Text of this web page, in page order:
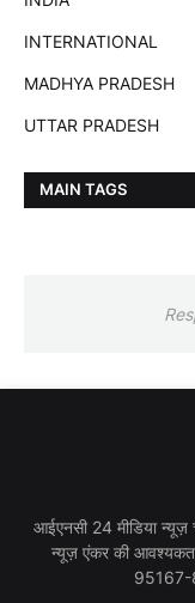
INTERNATIONAL
MADHYA PRADESH
UTTAR PRADESH
MAIN TAGS
आईएनसी 24 मीडिया न्यूज़
न्यूज़ एंकर की